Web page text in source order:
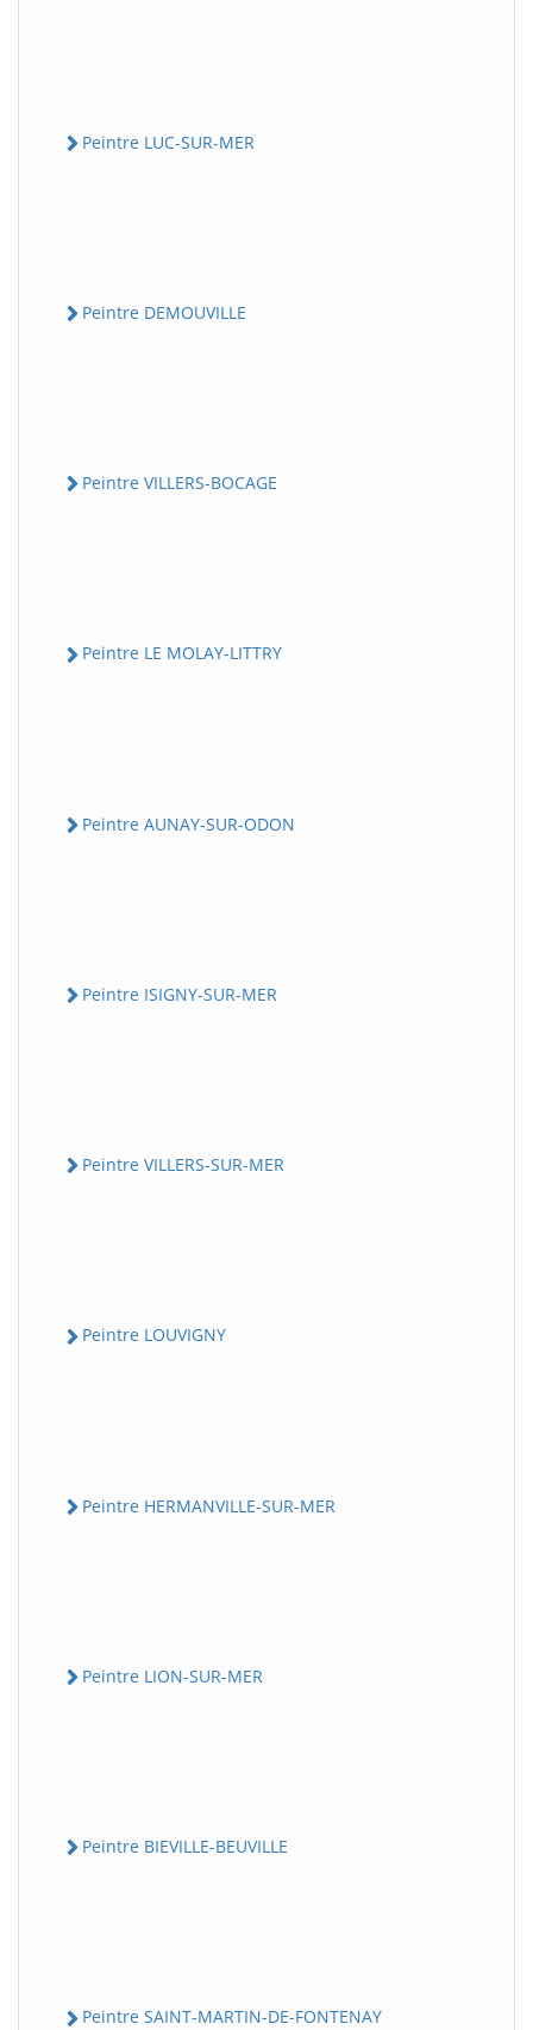
Peintre LUC-SUR-MER
Peintre DEMOUVILLE
Peintre VILLERS-BOCAGE
Peintre LE MOLAY-LITTRY
Peintre AUNAY-SUR-ODON
Peintre ISIGNY-SUR-MER
Peintre VILLERS-SUR-MER
Peintre LOUVIGNY
Peintre HERMANVILLE-SUR-MER
Peintre LION-SUR-MER
Peintre BIEVILLE-BEUVILLE
Peintre SAINT-MARTIN-DE-FONTENAY